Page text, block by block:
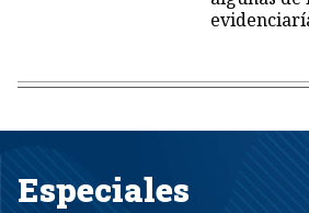
Especiales